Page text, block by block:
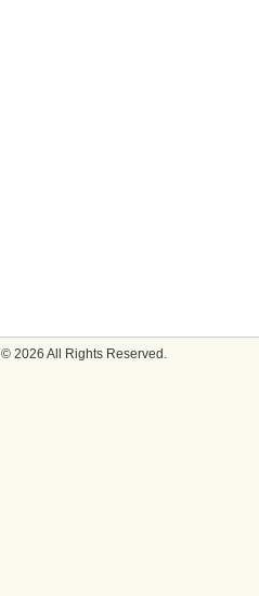
© 2026 All Rights Reserved.